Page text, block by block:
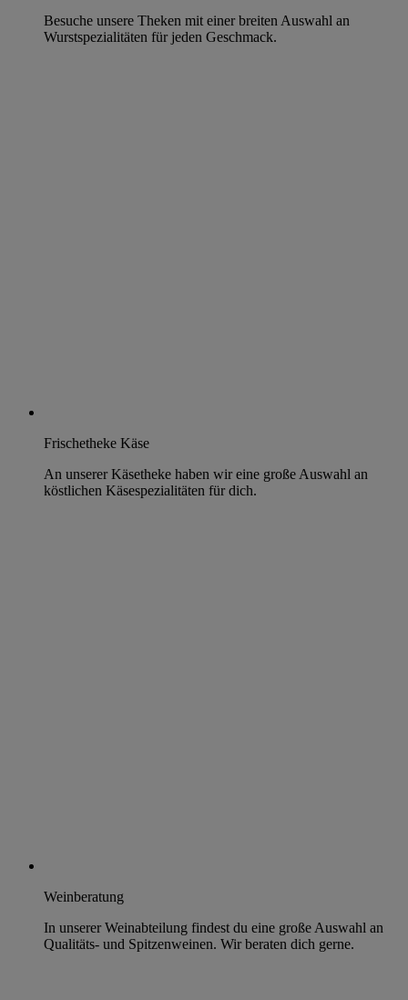
Besuche unsere Theken mit einer breiten Auswahl an
Wurstspezialitäten für jeden Geschmack.
Frischetheke Käse
An unserer Käsetheke haben wir eine große Auswahl an
köstlichen Käsespezialitäten für dich.
Weinberatung
In unserer Weinabteilung findest du eine große Auswahl an
Qualitäts- und Spitzenweinen. Wir beraten dich gerne.